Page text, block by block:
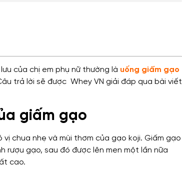
của chị em phụ nữ thường là uống giấm gạo
trả lời sẽ được Whey VN giải đáp qua bài viết
giấm gạo
chua nhẹ và mùi thơm của gạo koji. Giấm gạo
gạo, sau đó được lên men một lần nữa
cao.